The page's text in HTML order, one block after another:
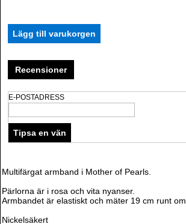
Recensioner
E-POSTADRESS
Multifärgat armband i Mother of Pearls.
Pärlorna är i rosa och vita nyanser.
Armbandet är elastiskt och mäter 19 cm runt om
Nickelsäkert